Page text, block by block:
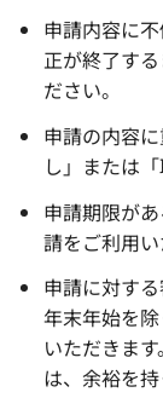
申請内容に
正が終了す
ださい。
申請の内容
し」または
申請期限が
請をご利用い
申請に対す
年末年始を
いただきま
は、余裕を持